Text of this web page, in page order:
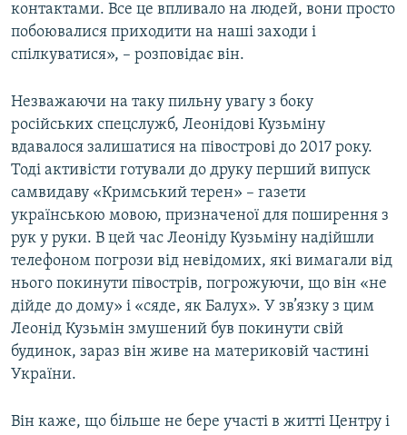
контактами. Все це впливало на людей, вони просто
побоювалися приходити на наші заходи і
спілкуватися», – розповідає він.
Незважаючи на таку пильну увагу з боку
російських спецслужб, Леонідові Кузьміну
вдавалося залишатися на півострові до 2017 року.
Тоді активісти готували до друку перший випуск
самвидаву «Кримський терен» – газети
українською мовою, призначеної для поширення з
рук у руки. В цей час Леоніду Кузьміну надійшли
телефоном погрози від невідомих, які вимагали від
нього покинути півострів, погрожуючи, що він «не
дійде до дому» і «сяде, як Балух». У зв’язку з цим
Леонід Кузьмін змушений був покинути свій
будинок, зараз він живе на материковій частині
України.
Він каже, що більше не бере участі в житті Центру і